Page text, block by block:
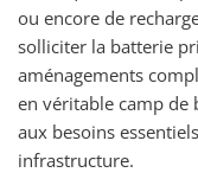
ou encore de
solliciter la batterie
aménagements
en véritable camp de
aux besoins
infrastructure.